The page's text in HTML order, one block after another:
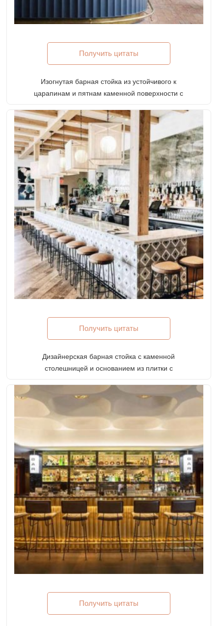
Получить цитаты
Изогнутая барная стойка из устойчивого к
царапинам и пятнам каменной поверхности с
латунными опорами для столовой и бара в отеле
Получить цитаты
Дизайнерская барная стойка с каменной
столешницей и основанием из плитки с
ресторана
Получить цитаты